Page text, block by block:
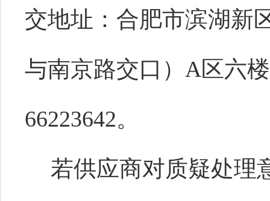
交地址：合肥市滨湖新
与南京路交口）A区六
66223642。
若供应商对质疑处理